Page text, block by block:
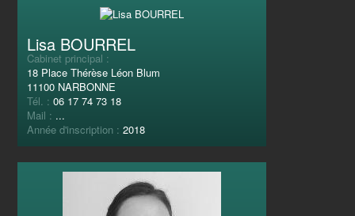
Lisa BOURREL
Cabinet principal :
18 Place Thérèse Léon Blum
11100 NARBONNE
Tél. :06 17 74 73 18
Mail : ...
Année d'inscription :2018